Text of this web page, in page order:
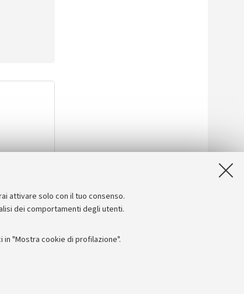
attivare solo con il tuo consenso.
dei comportamenti degli utenti.
"Mostra cookie di profilazione".